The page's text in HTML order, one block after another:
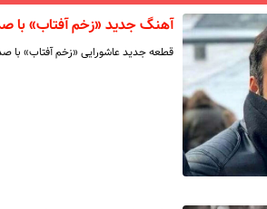
آهنگ جدید «زخم آفتاب»
قطعه جدید عاشورایی «زخم آفتاب»